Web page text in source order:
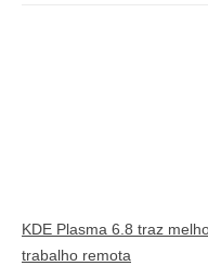
KDE Plasma 6.8 traz
trabalho remota